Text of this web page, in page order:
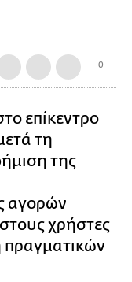
0
επίκεντρο
τη
της
αγορών
χρήστες